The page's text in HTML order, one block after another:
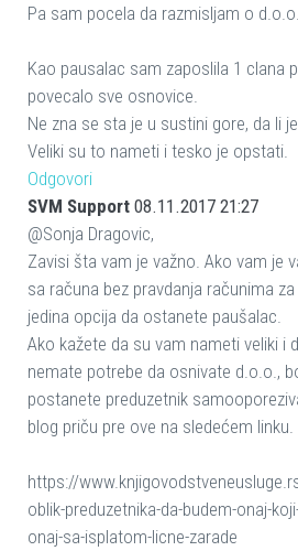
Pa sam pocela da razmisljam o d.o.o.
Kao pausalac sam zaposlila 1 clana
povecalo sve osnovice.
Ne zna se sta je u sustini gore, da li
Veliki su to nameti i tesko je opstati.
Odgovori
SVM Support 08.11.2017 21:27
@Sonja Dragovic,
Zavisi šta vam je važno. Ako vam je
sa računa bez pravdanja računima
jedina opcija da ostanete paušalac.
Ako kažete da su vam nameti veliki i
nemate potrebe da osnivate d.o.o.,
postanete preduzetnik
blog priču pre ove na sledećem linku.
https://
oblik-preduzetnika-da-budem-onaj-
onaj-sa-isplatom-licne-zarade